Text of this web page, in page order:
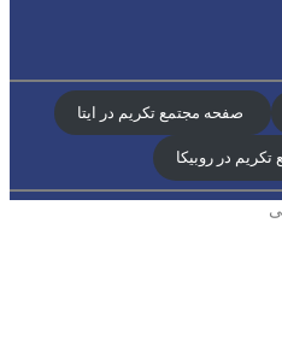
صفحه مجتمع تکریم در ایتا
در روبیکا